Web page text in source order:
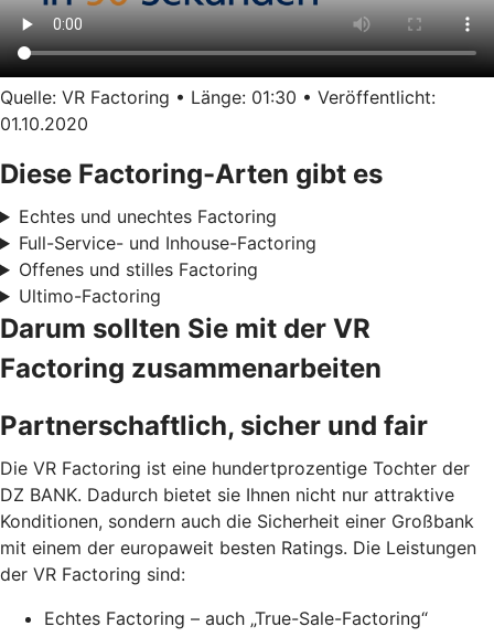
Quelle: VR Factoring • Länge: 01:30 • Veröffentlicht:
01.10.2020
Diese Factoring-Arten gibt es
Echtes und unechtes Factoring
Full-Service- und Inhouse-Factoring
Offenes und stilles Factoring
Ultimo-Factoring
Darum sollten Sie mit der VR
Factoring zusammenarbeiten
Partnerschaftlich, sicher und fair
Die VR Factoring ist eine hundertprozentige Tochter der
DZ BANK. Dadurch bietet sie Ihnen nicht nur attraktive
Konditionen, sondern auch die Sicherheit einer Großbank
mit einem der europaweit besten Ratings. Die Leistungen
der VR Factoring sind:
Echtes Factoring – auch „True-Sale-Factoring“